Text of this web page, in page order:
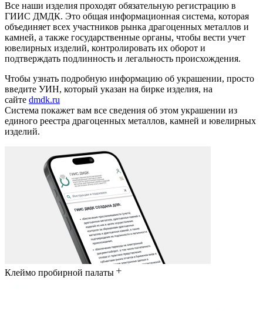
Все наши изделия проходят обязательную регистрацию в
ГИИС ДМДК. Это общая информационная система, которая
объединяет всех участников рынка драгоценных металлов и
камней, а также государственные органы, чтобы вести учет
ювелирных изделий, контролировать их оборот и
подтверждать подлинность и легальность происхождения.
Чтобы узнать подробную информацию об украшении, просто
введите УИН, который указан на бирке изделия, на
сайте dmdk.ru
Система покажет вам все сведения об этом украшении из
единого реестра драгоценных металлов, камней и ювелирных
изделий.
Клеймо пробирной палаты